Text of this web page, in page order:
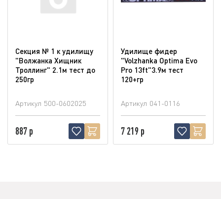
Секция № 1 к удилищу
"Волжанка Хищник
Троллинг" 2.1м тест до
250гр
Артикул 500-0602025
887 р
Удилище фидер
"Volzhanka Optima Evo
Pro 13ft"3.9м тест
120+гр
Артикул 041-0116
7 219 р